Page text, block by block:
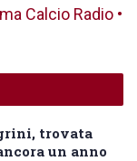
Calcio Radio •
trovata
un anno